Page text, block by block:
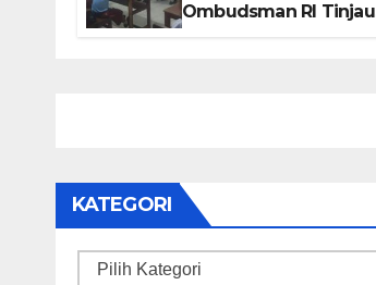
Ombudsman RI Tinjau
KATEGORI
Kategori